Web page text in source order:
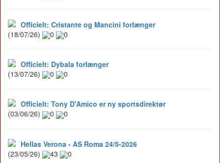
Officielt: Cristante og Mancini forlænger
(18/07/26)
0 0
Officielt: Dybala forlænger
(13/07/26)
0 0
Officielt: Tony D'Amico er ny sportsdirektør
(03/06/26)
0 0
Hellas Verona - AS Roma 24/5-2026
(23/05/26)
43 0